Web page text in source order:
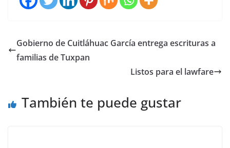
Gobierno de Cuitláhuac García entrega escrituras a
familias de Tuxpan
Listos para el lawfare
También te puede gustar